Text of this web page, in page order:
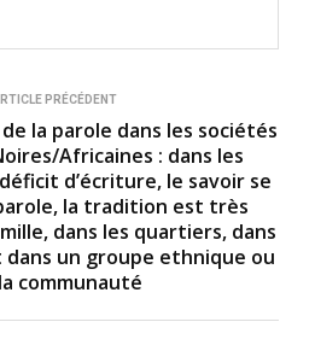
PRÉCÉDENT
la parole dans les sociétés
Africaines : dans les
d’écriture, le savoir se
la tradition est très
dans les quartiers, dans
dans un groupe ethnique ou
communauté